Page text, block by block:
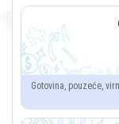
Gotovina, pouzeće,